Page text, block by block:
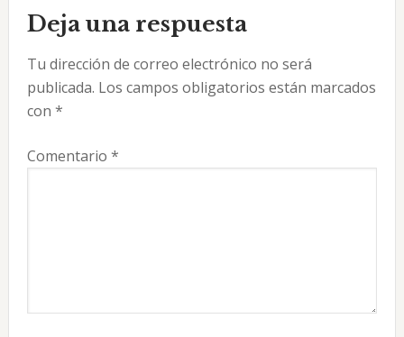
Interacciones
con
los
lectores
Deja una respuesta
Tu dirección de correo electrónico no será
publicada. Los campos obligatorios están marcados
con *
Comentario *